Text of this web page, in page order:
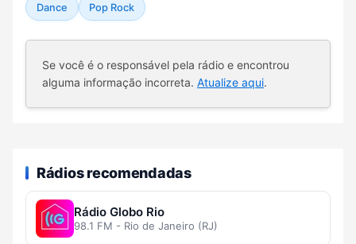
Dance Pop Rock
Se você é o responsável pela rádio e encontrou
alguma informação incorreta. Atualize aqui.
Rádios recomendadas
Rádio Globo Rio
98.1 FM - Rio de Janeiro (RJ)